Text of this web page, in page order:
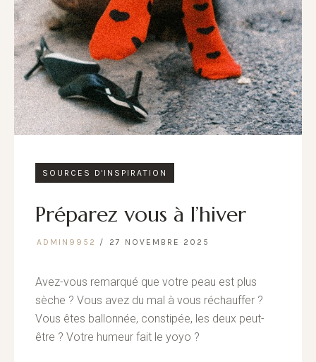
SOURCES D'INSPIRATION
Préparez vous à l’hiver
ADMIN9952 27 NOVEMBRE 2025
Avez-vous remarqué que votre peau est plus
sèche ? Vous avez du mal à vous réchauffer ?
Vous êtes ballonnée, constipée, les deux peut-
être ? Votre humeur fait le yoyo ?